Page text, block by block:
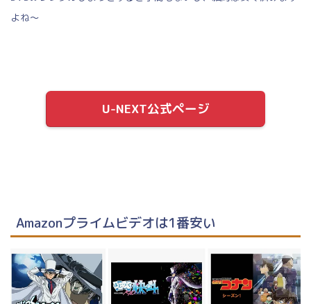
よね～
U-NEXT公式ページ
Amazonプライムビデオは1番安い